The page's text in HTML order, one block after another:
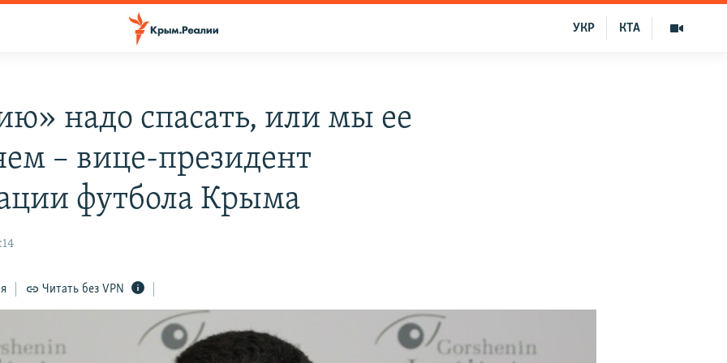
КТА
УКР
надо спасать, или мы ее
– вице-президент
футбола Крыма
Читать без VPN